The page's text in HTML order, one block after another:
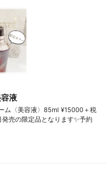
液
ム〈美容液〉85ml ¥15000＋税
売の限定品となります✨予約